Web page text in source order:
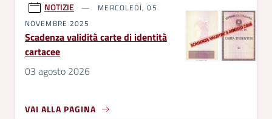
NOTIZIE
MERCOLEDÌ, 05
NOVEMBRE 2025
Scadenza validità carte di identità
cartacee
03 agosto 2026
VAI ALLA PAGINA